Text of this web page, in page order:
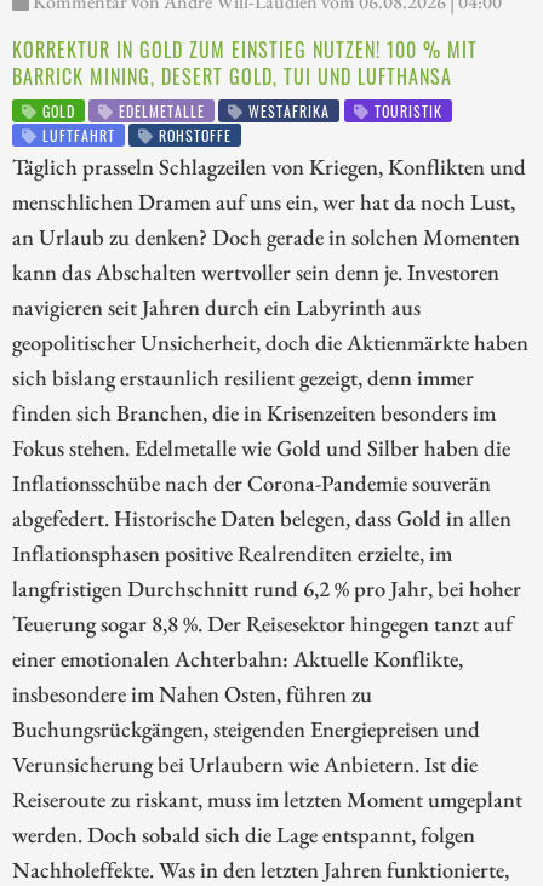
KORREKTUR IN GOLD ZUM EINSTIEG NUTZEN! 100 % MIT
BARRICK MINING, DESERT GOLD, TUI UND LUFTHANSA
GOLD EDELMETALLE WESTAFRIKA
TOURISTIK
LUFTFAHRT
ROHSTOFFE
Täglich prasseln Schlagzeilen von Kriegen, Konflikten und
menschlichen Dramen auf uns ein, wer hat da noch Lust,
an Urlaub zu denken? Doch gerade in solchen Momenten
kann das Abschalten wertvoller sein denn je. Investoren
navigieren seit Jahren durch ein Labyrinth aus
geopolitischer Unsicherheit, doch die Aktienmärkte haben
sich bislang erstaunlich resilient gezeigt, denn immer
finden sich Branchen, die in Krisenzeiten besonders im
Fokus stehen. Edelmetalle wie Gold und Silber haben die
Inflationsschübe nach der Corona-Pandemie souverän
abgefedert. Historische Daten belegen, dass Gold in allen
Inflationsphasen positive Realrenditen erzielte, im
langfristigen Durchschnitt rund 6,2 % pro Jahr, bei hoher
Teuerung sogar 8,8 %. Der Reisesektor hingegen tanzt auf
einer emotionalen Achterbahn: Aktuelle Konflikte,
insbesondere im Nahen Osten, führen zu
Buchungsrückgängen, steigenden Energiepreisen und
Verunsicherung bei Urlaubern wie Anbietern. Ist die
Reiseroute zu riskant, muss im letzten Moment umgeplant
werden. Doch sobald sich die Lage entspannt, folgen
Nachholeffekte. Was in den letzten Jahren funktionierte,